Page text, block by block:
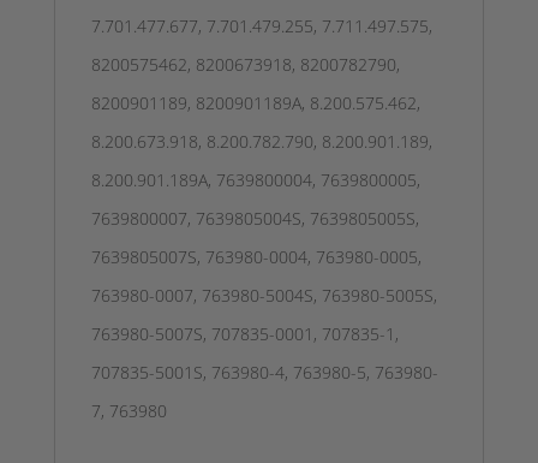
7.701.477.677, 7.701.479.255, 7.711.497.575,
8200575462, 8200673918, 8200782790,
8200901189, 8200901189A, 8.200.575.462,
8.200.673.918, 8.200.782.790, 8.200.901.189,
8.200.901.189A, 7639800004, 7639800005,
7639800007, 7639805004S, 7639805005S,
7639805007S, 763980-0004, 763980-0005,
763980-0007, 763980-5004S, 763980-5005S,
763980-5007S, 707835-0001, 707835-1,
707835-5001S, 763980-4, 763980-5, 763980-
7, 763980